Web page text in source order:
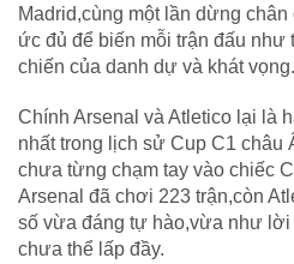
Madrid,cùng một lần dừng
ức đủ để biến mỗi trận đấu như
chiến của danh dự và khát vọng.
Chính Arsenal và Atletico lại là
nhất trong lịch sử Cup C1 châu
chưa từng chạm tay vào chiếc
Arsenal đã chơi 223 trận,còn
số vừa đáng tự hào,vừa như lời
chưa thể lấp đầy.